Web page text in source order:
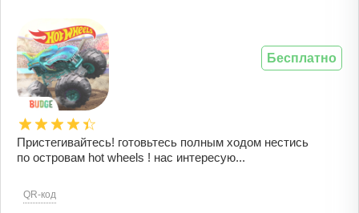
Пристегивайтесь! готовьтесь полным ходом нестись
по островам hot wheels ! нас интересую...
QR-код
Бесплатно